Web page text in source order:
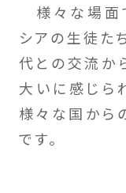
様々な場面
シアの生徒た
代との交流か
大いに感じら
様々な国から
です。